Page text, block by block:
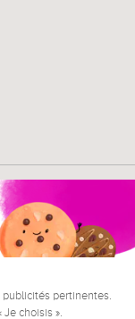
FR
publicités pertinentes.
choisis ».